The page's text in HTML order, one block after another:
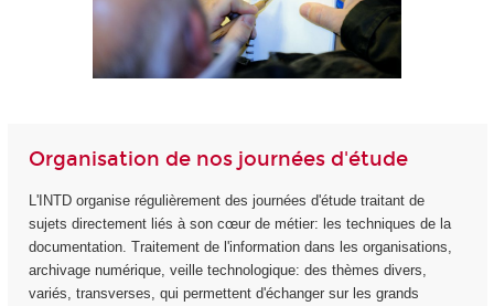
Organisation de nos journées d'étude
L'INTD organise régulièrement des journées d'étude traitant de
sujets directement liés à son cœur de métier: les techniques de la
documentation. Traitement de l'information dans les organisations,
archivage numérique, veille technologique: des thèmes divers,
variés, transverses, qui permettent d'échanger sur les grands